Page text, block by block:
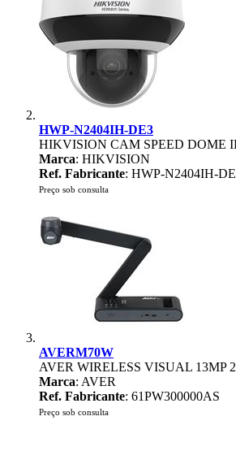
HWP-N2404IH-DE3
HIKVISION CAM SPEED DOME
Marca: HIKVISION
Ref. Fabricante: HWP-N2404IH-
Preço sob consulta
AVERM70W
AVER WIRELESS VISUAL 13MP
Marca: AVER
Ref. Fabricante: 61PW300000AS
Preço sob consulta